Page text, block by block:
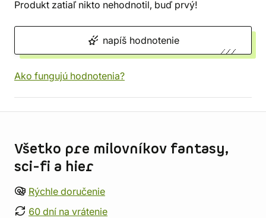
Produkt zatiaľ nikto nehodnotil, buď prvý!
napíš hodnotenie
Ako fungujú hodnotenia?
Všetko pre milovníkov fantasy,
sci-fi a hier
Rýchle doručenie
60 dní na vrátenie